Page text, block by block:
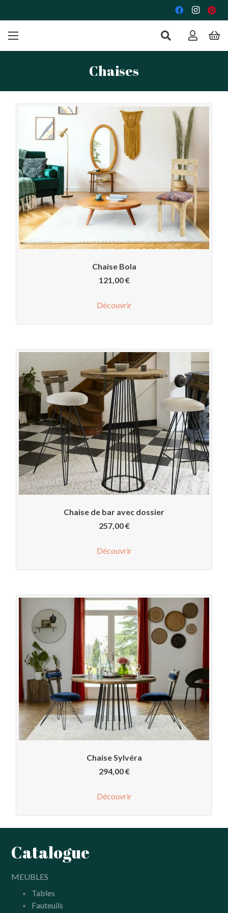
Chaises
Chaise Bola
121,00€
Découvrir
Chaise de bar avec dossier
257,00€
Découvrir
Chaise Sylvéra
294,00€
Découvrir
Catalogue
MEUBLES
Tables
Fauteuils